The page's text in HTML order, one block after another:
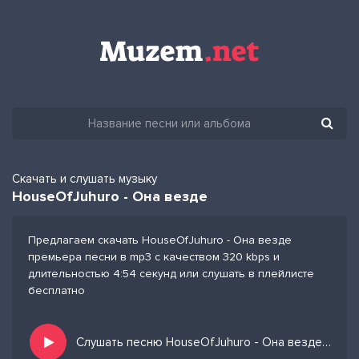
Скачать и слушать музыку
HouseOfJuhuro - Она везде
Предлагаем скачать HouseOfJuhuro - Она везде
премьера песни в mp3 с качеством 320 kbps и
длительностью 4:54 секунд или слушать в плейлисте
бесплатно
Слушать песню HouseOfJuhuro - Она везде и добавить в избранных